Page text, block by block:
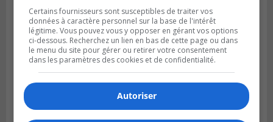
Certains fournisseurs sont susceptibles de traiter vos
données à caractère personnel sur la base de l'intérêt
légitime. Vous pouvez vous y opposer en gérant vos options
ci-dessous. Recherchez un lien en bas de cette page ou dans
le menu du site pour gérer ou retirer votre consentement
dans les paramètres des cookies et de confidentialité.
Autoriser